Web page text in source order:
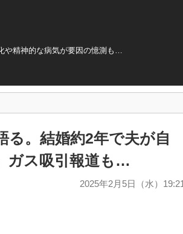
や精神的な病気が要因の憶測も…
る。結婚約2年で夫が自
ガス吸引報道も…
2025年2月5日（水）19:21